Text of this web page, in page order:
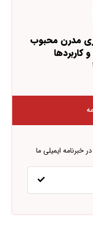
مدرن محبوب
کاربردها
خبرنامه ایمیلی ما